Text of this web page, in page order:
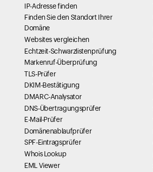
IP-Adresse finden
Finden Sie den Standort Ihrer
Domäne
Websites vergleichen
Echtzeit-Schwarzlistenprüfung
Markenruf-Überprüfung
TLS-Prüfer
DKIM-Bestätigung
DMARC-Analysator
DNS-Übertragungsprüfer
E-Mail-Prüfer
Domänenablaufprüfer
SPF-Eintragsprüfer
Whois Lookup
EML Viewer